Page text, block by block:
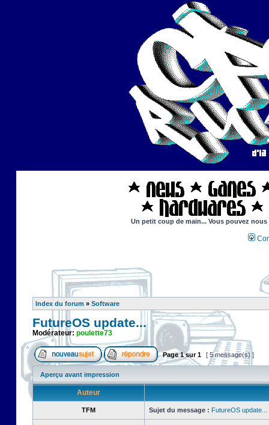
Un petit coup de main... Vous pouvez
Index du forum » Software
FutureOS update...
Modérateur: poulette73
Page1sur1 [ 5 message(s) ]
Aperçu avant impression
Auteur
TFM Sujet du message : FutureOS update...